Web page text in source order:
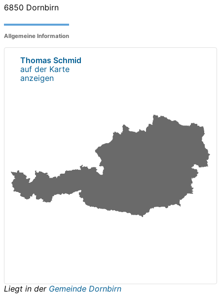
6850 Dornbirn
Allgemeine Information
Thomas Schmid
auf der Karte
anzeigen
Liegt in der Gemeinde Dornbirn